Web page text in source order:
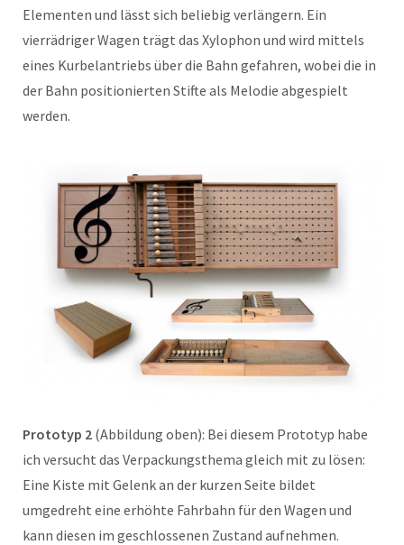
Elementen und lässt sich beliebig verlängern. Ein
vierrädriger Wagen trägt das Xylophon und wird mittels
eines Kurbelantriebs über die Bahn gefahren, wobei die in
der Bahn positionierten Stifte als Melodie abgespielt
werden.
Prototyp 2 (Abbildung oben): Bei diesem Prototyp habe
ich versucht das Verpackungsthema gleich mit zu lösen:
Eine Kiste mit Gelenk an der kurzen Seite bildet
umgedreht eine erhöhte Fahrbahn für den Wagen und
kann diesen im geschlossenen Zustand aufnehmen.